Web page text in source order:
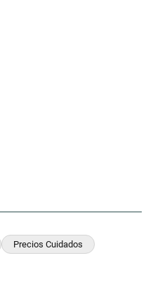
Precios Cuidados